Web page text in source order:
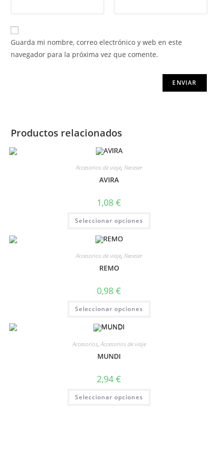
Guarda mi nombre, correo electrónico y web en este
navegador para la próxima vez que comente.
Productos relacionados
Accesorios de viaje, Neceser
AVIRA
1,08 €
Seleccionar opciones
Accesorios de viaje, Neceser
REMO
0,98 €
Seleccionar opciones
Accesorios,Accesorios de viaje
MUNDI
2,94 €
Seleccionar opciones